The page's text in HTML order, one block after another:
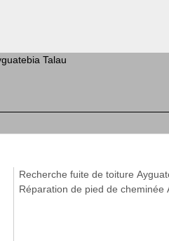
Talau
Recherche fuite de toiture
Réparation de pied de cheminée